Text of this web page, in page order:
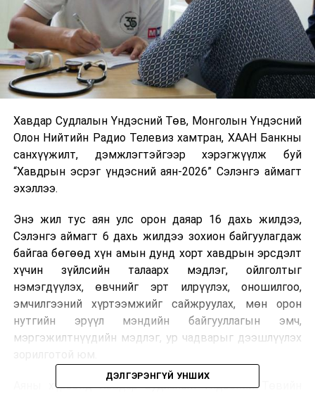
Хавдар Судлалын Үндэсний Төв, Монголын Үндэсний
Олон Нийтийн Радио Телевиз хамтран, ХААН Банкны
санхүүжилт, дэмжлэгтэйгээр хэрэгжүүлж буй
“Хавдрын эсрэг үндэсний аян-2026” Сэлэнгэ аймагт
эхэллээ.
Энэ жил тус аян улс орон даяар 16 дахь жилдээ,
Сэлэнгэ аймагт 6 дахь жилдээ зохион байгуулагдаж
байгаа бөгөөд хүн амын дунд хорт хавдрын эрсдэлт
хүчин зүйлсийн талаарх мэдлэг, ойлголтыг
нэмэгдүүлэх, өвчнийг эрт илрүүлэх, оношилгоо,
эмчилгээний хүртээмжийг сайжруулах, мөн орон
нутгийн эрүүл мэндийн байгууллагын эмч,
мэргэжилтнүүдийн мэдлэг, ур чадварыг дээшлүүлэх
Аяны хүрээнд Хавдар Судлалын Үндэсний Төвийн
ДЭЛГЭРЭНГҮЙ УНШИХ